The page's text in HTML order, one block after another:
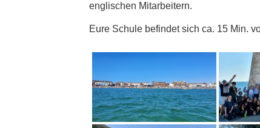
englischen Mitarbeitern.
Eure Schule befindet sich ca. 15 Min.